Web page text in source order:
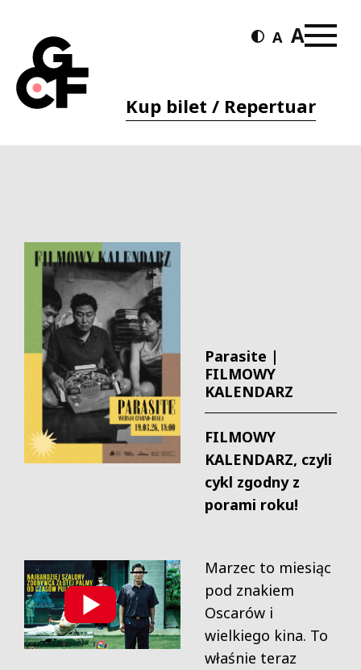
Kup bilet / Repertuar
Parasite |
FILMOWY
KALENDARZ
FILMOWY
KALENDARZ, czyli
cykl zgodny z
porami roku!
Marzec to miesiąc
pod znakiem
Oscarów i
wielkiego kina. To
właśnie teraz